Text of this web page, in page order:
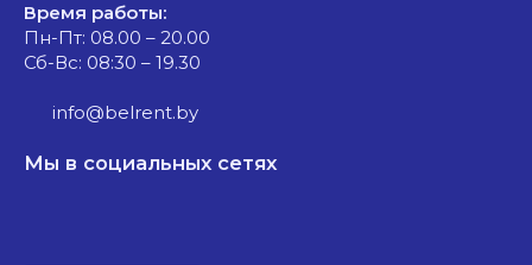
Время работы:
Пн-Пт: 08.00 – 20.00
Сб-Вс: 08:30 – 19.30
info@belrent.by
Мы в социальных сетях